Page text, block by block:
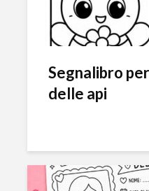
Segnalibro
delle api